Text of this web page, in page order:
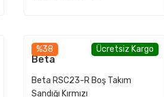
%38 Ücretsiz Kargo
Beta
Beta RSC23-R Boş Takım
Sandığı Kırmızı